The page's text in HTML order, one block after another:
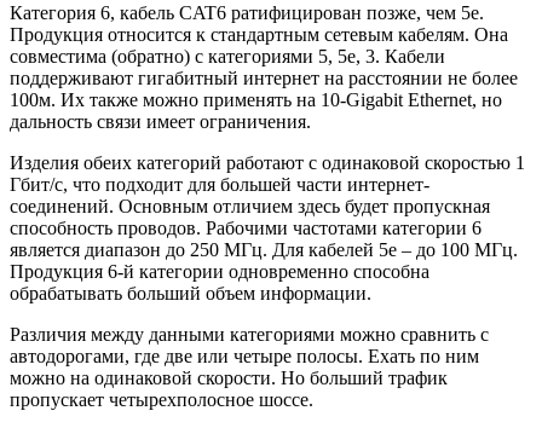
Категория 6, кабель CAT6 ратифицирован позже, чем 5е.
Продукция относится к стандартным сетевым кабелям. Она
совместима (обратно) с категориями 5, 5е, 3. Кабели
поддерживают гигабитный интернет на расстоянии не более
100м. Их также можно применять на 10-Gigabit Ethernet, но
дальность связи имеет ограничения.
Изделия обеих категорий работают с одинаковой скоростью 1
Гбит/с, что подходит для большей части интернет-
соединений. Основным отличием здесь будет пропускная
способность проводов. Рабочими частотами категории 6
является диапазон до 250 МГц. Для кабелей 5е – до 100 МГц.
Продукция 6-й категории одновременно способна
обрабатывать больший объем информации.
Различия между данными категориями можно сравнить с
автодорогами, где две или четыре полосы. Ехать по ним
можно на одинаковой скорости. Но больший трафик
пропускает четырехполосное шоссе.